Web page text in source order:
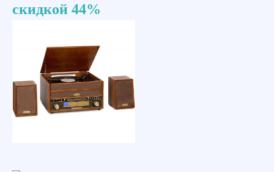
скидкой 44%